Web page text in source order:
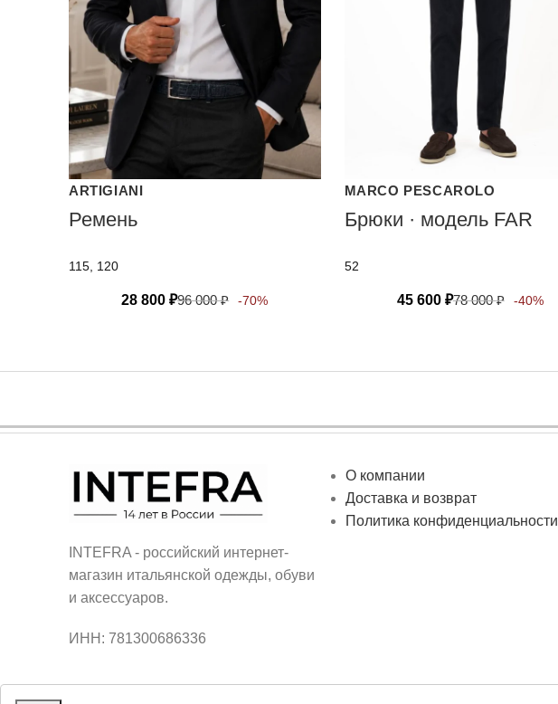
ARTIGIANI
Ремень
115, 120
28 800₽96 000₽ -70%
MARCO PESCAROLO
Брюки · модель FAR
52
45 600 ₽78 000₽ -40%
INTEFRA - российский интернет-
магазин итальянской одежды, обуви
и аксессуаров.
ИНН: 781300686336
О компании
Доставка и возврат
Политика конфиденциальности